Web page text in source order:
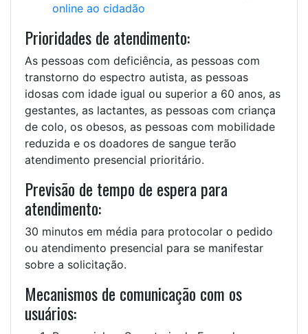
online ao cidadão
Prioridades de atendimento:
As pessoas com deficiência, as pessoas com
transtorno do espectro autista, as pessoas
idosas com idade igual ou superior a 60 anos, as
gestantes, as lactantes, as pessoas com criança
de colo, os obesos, as pessoas com mobilidade
reduzida e os doadores de sangue terão
atendimento presencial prioritário.
Previsão de tempo de espera para
atendimento:
30 minutos em média para protocolar o pedido
ou atendimento presencial para se manifestar
sobre a solicitação.
Mecanismos de comunicação com os
usuários: